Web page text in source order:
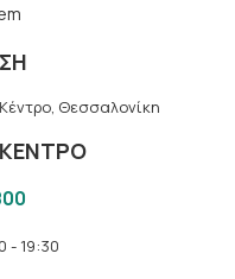
Θεσσαλονίκη
- 19:30